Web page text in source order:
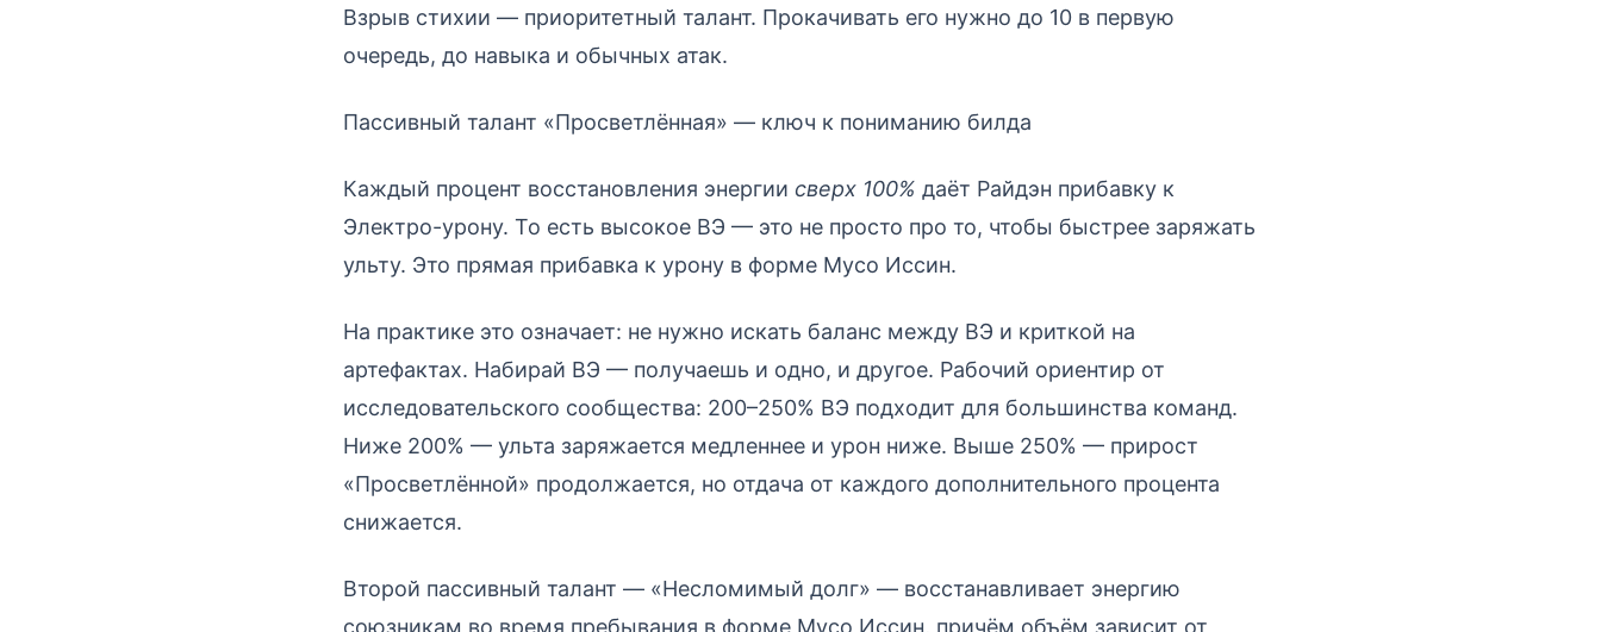
Взрыв стихии — приоритетный талант. Прокачивать его нужно до 10 в первую
очередь, до навыка и обычных атак.
Пассивный талант «Просветлённая» — ключ к пониманию билда
Каждый процент восстановления энергии сверх 100% даёт Райдэн прибавку к
Электро-урону. То есть высокое ВЭ — это не просто про то, чтобы быстрее заряжать
ульту. Это прямая прибавка к урону в форме Мусо Иссин.
На практике это означает: не нужно искать баланс между ВЭ и криткой на
артефактах. Набирай ВЭ — получаешь и одно, и другое. Рабочий ориентир от
исследовательского сообщества: 200–250% ВЭ подходит для большинства команд.
Ниже 200% — ульта заряжается медленнее и урон ниже. Выше 250% — прирост
«Просветлённой» продолжается, но отдача от каждого дополнительного процента
снижается.
Второй пассивный талант — «Несломимый долг» — восстанавливает энергию
союзникам во время пребывания в форме Мусо Иссин, причём объём зависит от